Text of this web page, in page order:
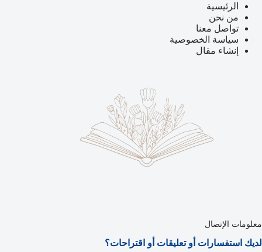
الرئيسية
من نحن
تواصل معنا
سياسة الخصوصية
إنشاء مقال
معلومات الإتصال
لديك استفسارات أو تعليقات أو اقتراحات؟